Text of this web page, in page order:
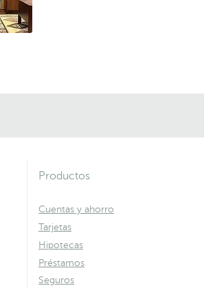
Productos
Cuentas y ahorro
Tarjetas
Hipotecas
Préstamos
Seguros